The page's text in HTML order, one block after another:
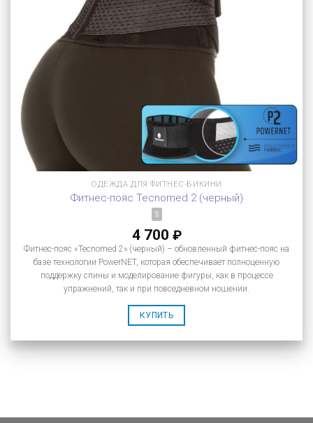
ОДЕЖДА ДЛЯ ФИТНЕС-БИКИНИ
Фитнес-пояс Tecnomed 2 (черный)
S
4 700 ₽
Фитнес-пояс «Tecnomed 2» (черный) – обновленный фитнес-пояс на
базе технологии PowerNET, которая обеспечивает полноценную
поддержку спины и моделирование фигуры, как в процессе
упражнений, так и при повседневном ношении.
КУПИТЬ